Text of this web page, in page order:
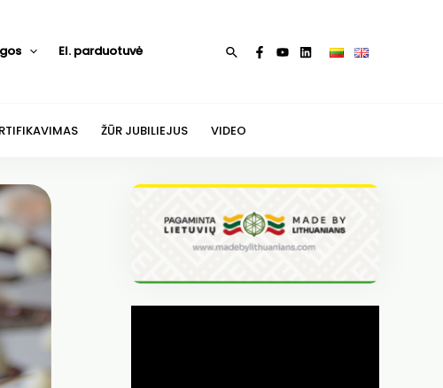
El. parduotuvė Paieška
ŽŪR JUBILIEJUS VIDEO